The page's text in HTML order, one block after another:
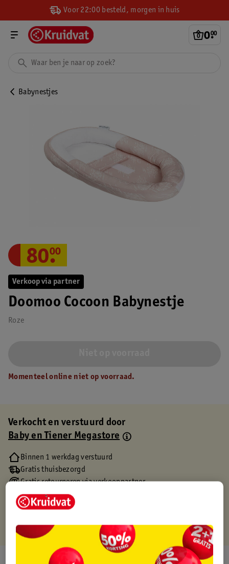
Voor 22:00 besteld, morgen in huis
0.
00
Babynestjes
Verkoop via partner
Doomoo Cocoon Babynestje
Roze
80.
00
Momenteel online niet op voorraad.
Verkocht en verstuurd door
Baby en Tiener Megastore
Binnen 1 werkdag verstuurd
Gratis thuisbezorgd
Gratis retourneren via verkooppartner.
Gratis punten met je Kruidvat kaart